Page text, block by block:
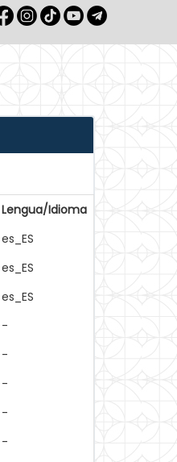
Lengua/Idioma
es_ES
es_ES
es_ES
-
-
-
-
-